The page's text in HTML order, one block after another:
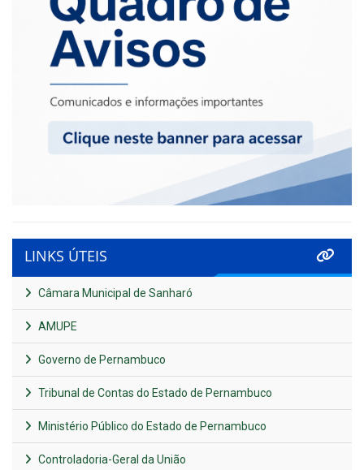
LINKS ÚTEIS
Câmara Municipal de Sanharó
AMUPE
Governo de Pernambuco
Tribunal de Contas do Estado de Pernambuco
Ministério Público do Estado de Pernambuco
Controladoria-Geral da União